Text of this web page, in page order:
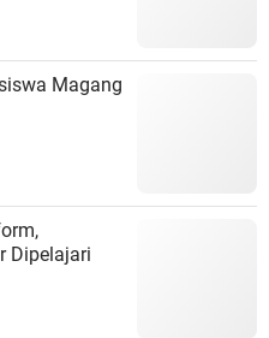
Magang
Dipelajari